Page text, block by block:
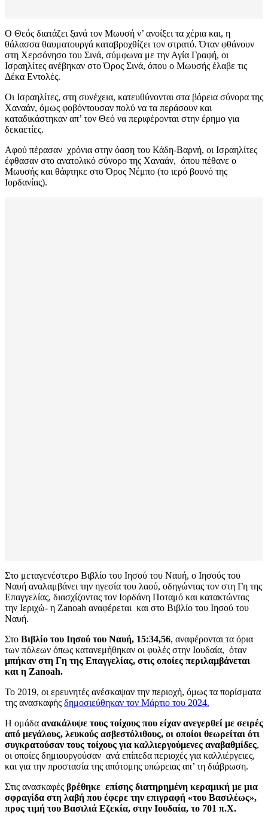
Ο Θεός διατάζει ξανά τον Μωυσή ν’ ανοίξει τα χέρια και, η
θάλασσα θαυματουργά καταβροχθίζει τον στρατό. Όταν φθάνουν
στη Χερσόνησο του Σινά, σύμφωνα με την Αγία Γραφή, οι
Ισραηλίτες ανέβηκαν στο Όρος Σινά, όπου ο Μωυσής έλαβε τις
Δέκα Εντολές.
Οι Ισραηλίτες, στη συνέχεια, κατευθύνονται στα βόρεια σύνορα της
Χαναάν, όμως φοβόντουσαν πολύ να τα περάσουν και
καταδικάστηκαν απ’ τον Θεό να περιφέρονται στην έρημο για
δεκαετίες.
Αφού πέρασαν χρόνια στην όαση του Κάδη-Βαρνή, οι Ισραηλίτες
έφθασαν στο ανατολικό σύνορο της Χαναάν, όπου πέθανε ο
Μωυσής και θάφτηκε στο Όρος Νέμπο (το ιερό βουνό της
Ιορδανίας).
Στο μεταγενέστερο Βιβλίο του Ιησού του Ναυή, ο Ιησούς του
Ναυή αναλαμβάνει την ηγεσία του λαού, οδηγώντας τον στη Γη της
Επαγγελίας, διασχίζοντας τον Ιορδάνη Ποταμό και κατακτώντας
την Ιεριχώ- η Zanoah αναφέρεται και στο Βιβλίο του Ιησού του
Ναυή.
Στο Βιβλίο του Ιησού του Ναυή, 15:34,56, αναφέρονται τα όρια
των πόλεων όπως κατανεμήθηκαν οι φυλές στην Ιουδαία, όταν
μπήκαν στη Γη της Επαγγελίας, στις οποίες περιλαμβάνεται
και η Zanoah.
Το 2019, οι ερευνητές ανέσκαψαν την περιοχή, όμως τα πορίσματα
της ανασκαφής δημοσιεύθηκαν τον Μάρτιο του 2024.
Η ομάδα ανακάλυψε τους τοίχους που είχαν ανεγερθεί με σειρές
από μεγάλους, λευκούς ασβεστόλιθους, οι οποίοι θεωρείται ότι
συγκρατούσαν τους τοίχους για καλλιεργούμενες αναβαθμίδες,
οι οποίες δημιουργούσαν ανά επίπεδα περιοχές για καλλιέργειες,
και για την προστασία της απότομης υπώρειας απ’ τη διάβρωση.
Στις ανασκαφές βρέθηκε επίσης διατηρημένη κεραμική με μια
σφραγίδα στη λαβή που έφερε την επιγραφή «του Βασιλέως»,
προς τιμή του Βασιλιά Εζεκία, στην Ιουδαία, το 701 π.Χ.